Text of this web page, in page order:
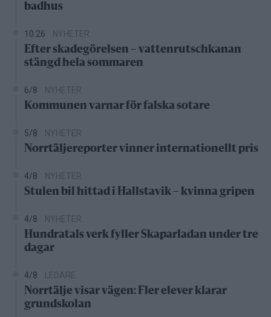
badhus
10:26 NYHETER
Efter skadegörelsen – vattenrutschkanan
stängd hela sommaren
6/8 NYHETER
Kommunen varnar för falska sotare
5/8 NYHETER
Norrtäljereporter vinner internationellt pris
4/8 NYHETER
Stulen bil hittad i Hallstavik – kvinna gripen
4/8 NYHETER
Hundratals verk fyller Skaparladan under tre
dagar
4/8 LEDARE
Norrtälje visar vägen: Fler elever klarar
grundskolan